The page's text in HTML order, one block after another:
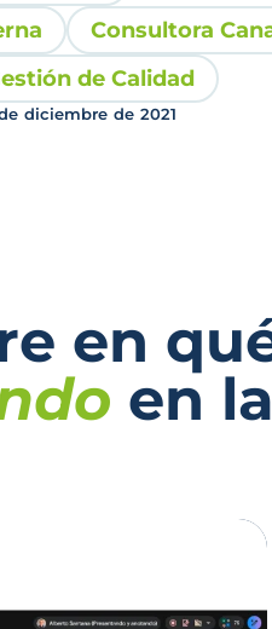
Consultora
de Calidad
diciembre de 2021
en
en